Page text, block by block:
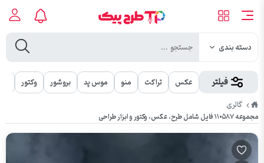
دسته بندی
فیلتر عکس تراکت منو موس پد بروشور وکتور
طرح
پیک
گالری
مجموعه ۱۱۰۵۸۷ فایل شامل طرح، عکس، وکتور و ابزار طراحی